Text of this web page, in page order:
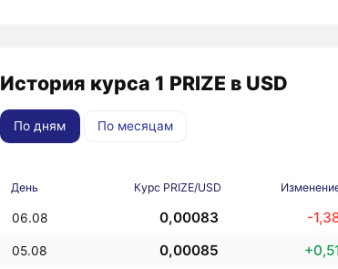
История курса 1 PRIZE в USD
По дням По месяцам
День Курс PRIZE/USD
06.08 0,00083 -
05.08 0,00085